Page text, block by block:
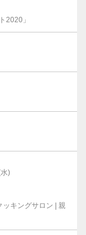
2020」
)
キングサロン | 親